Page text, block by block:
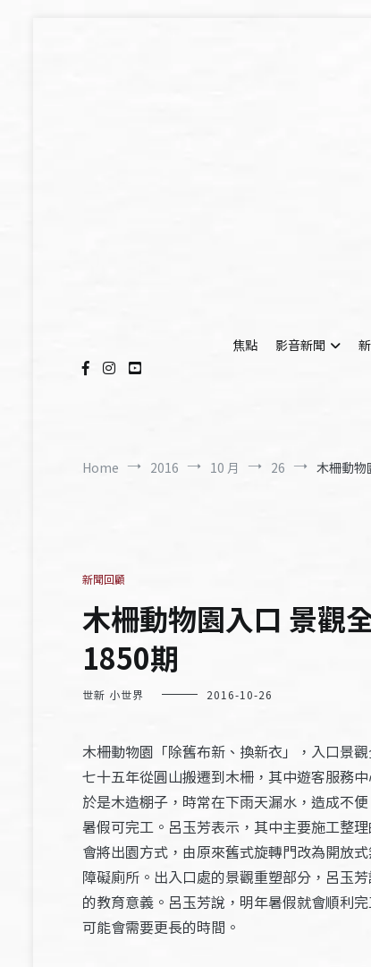
焦點
影音新聞
Home 2016 10 月 26 木柵動物
新聞回顧
木柵動物園入口 景觀
1850期
世新 小世界 2016-10-26
木柵動物園「除舊布新、換新衣」，入口景
七十五年從圓山搬遷到木柵，其中遊客服務
於是木造棚子，時常在下雨天漏水，造成不
暑假可完工。呂玉芳表示，其中主要施工整
會將出園方式，由原來舊式旋轉門改為開放
障礙廁所。出入口處的景觀重塑部分，呂玉
的教育意義。呂玉芳說，明年暑假就會順利
可能會需要更長的時間。